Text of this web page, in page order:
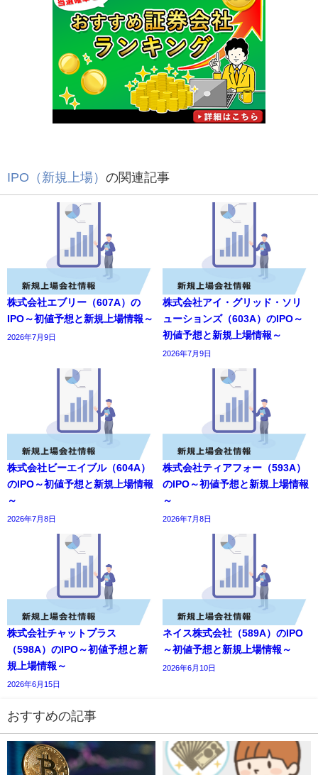
IPO（新規上場） の関連記事
株式会社エブリー（607A）の
IPO～初値予想と新規上場情報～
2026年7月9日
株式会社アイ・グリッド・ソリ
ューションズ（603A）のIPO～
初値予想と新規上場情報～
2026年7月9日
株式会社ビーエイブル（604A）
のIPO～初値予想と新規上場情報
～
2026年7月8日
株式会社ティアフォー（593A）
のIPO～初値予想と新規上場情報
～
2026年7月8日
株式会社チャットプラス
（598A）のIPO～初値予想と新
規上場情報～
2026年6月15日
ネイス株式会社（589A）のIPO
～初値予想と新規上場情報～
2026年6月10日
おすすめの記事